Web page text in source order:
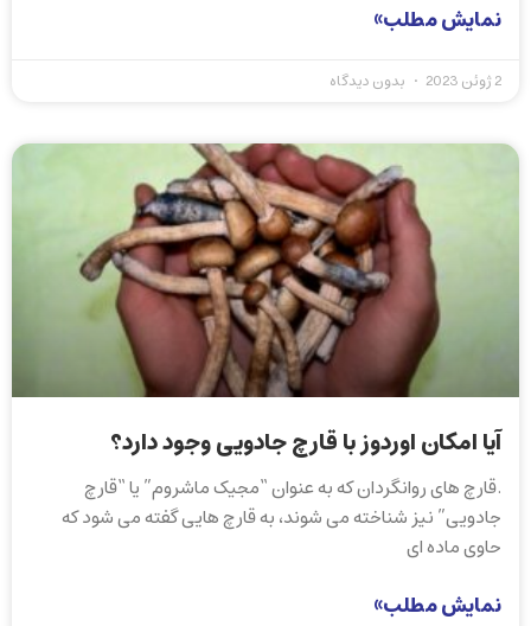
نمایش مطلب»
2 ژوئن 2023 بدون دیدگاه
آیا امکان اوردوز با قارچ جادویی وجود دارد؟
.قارچ های روانگردان که به عنوان “مجیک ماشروم” یا “قارچ
جادویی” نیز شناخته می شوند، به قارچ هایی گفته می شود که
حاوی ماده ای
نمایش مطلب»